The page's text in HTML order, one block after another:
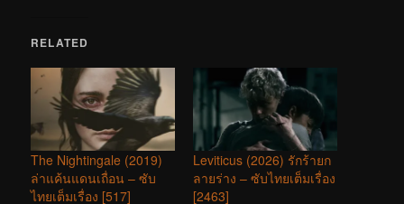
RELATED
The Nightingale (2019)
ล่าแค้นแดนเถื่อน – ซับ
ไทยเต็มเรื่อง [517]
Leviticus (2026) รักร้ายก
ลายร่าง – ซับไทยเต็มเรื่อง
[2463]